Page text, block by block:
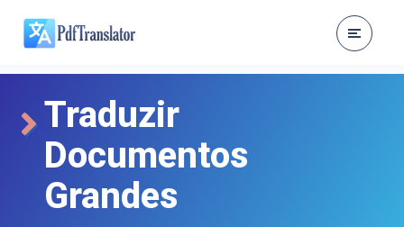
Traduzir
Documentos
Grandes